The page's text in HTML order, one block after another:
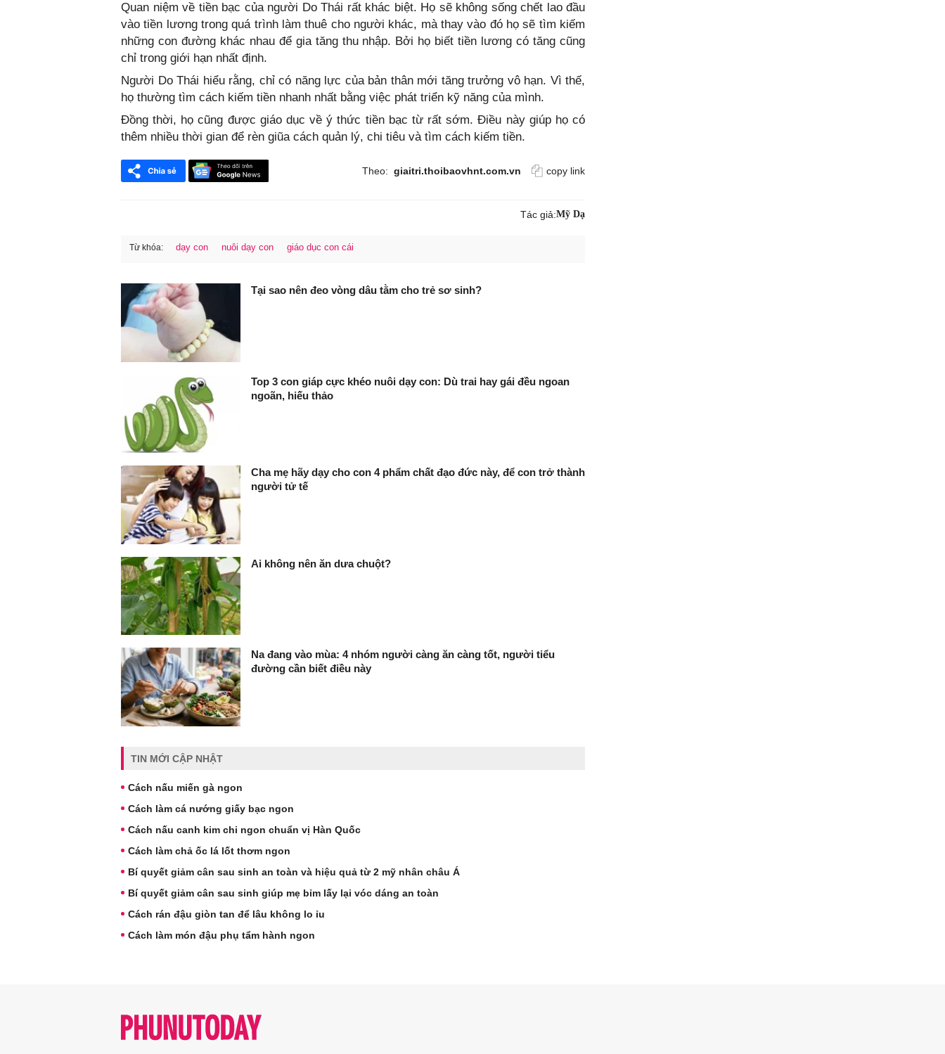
Quan niệm về tiền bạc của người Do Thái rất khác biệt. Họ sẽ không sống chết lao đầu
vào tiền lương trong quá trình làm thuê cho người khác, mà thay vào đó họ sẽ tìm kiếm
những con đường khác nhau để gia tăng thu nhập. Bởi họ biết tiền lương có tăng cũng
chỉ trong giới hạn nhất định.
Người Do Thái hiểu rằng, chỉ có năng lực của bản thân mới tăng trưởng vô hạn. Vì thế,
họ thường tìm cách kiếm tiền nhanh nhất bằng việc phát triển kỹ năng của mình.
Đồng thời, họ cũng được giáo dục về ý thức tiền bạc từ rất sớm. Điều này giúp họ có
thêm nhiều thời gian để rèn giũa cách quản lý, chi tiêu và tìm cách kiếm tiền.
Theo: giaitri.thoibaovhnt.com.vn copy link
Tác giả:Mỹ Dạ
Từ khóa: dạy con nuôi dạy con giáo dục con cái
Tại sao nên đeo vòng dâu tằm cho trẻ sơ sinh?
Top 3 con giáp cực khéo nuôi dạy con: Dù trai hay gái đều ngoan
ngoãn, hiếu thảo
Cha mẹ hãy dạy cho con 4 phẩm chất đạo đức này, để con trở thành
người tử tế
Ai không nên ăn dưa chuột?
Na đang vào mùa: 4 nhóm người càng ăn càng tốt, người tiểu
đường cần biết điều này
TIN MỚI CẬP NHẬT
Cách nấu miến gà ngon
Cách làm cá nướng giấy bạc ngon
Cách nấu canh kim chi ngon chuẩn vị Hàn Quốc
Cách làm chả ốc lá lốt thơm ngon
Bí quyết giảm cân sau sinh an toàn và hiệu quả từ 2 mỹ nhân châu Á
Bí quyết giảm cân sau sinh giúp mẹ bỉm lấy lại vóc dáng an toàn
Cách rán đậu giòn tan để lâu không lo ỉu
Cách làm món đậu phụ tẩm hành ngon